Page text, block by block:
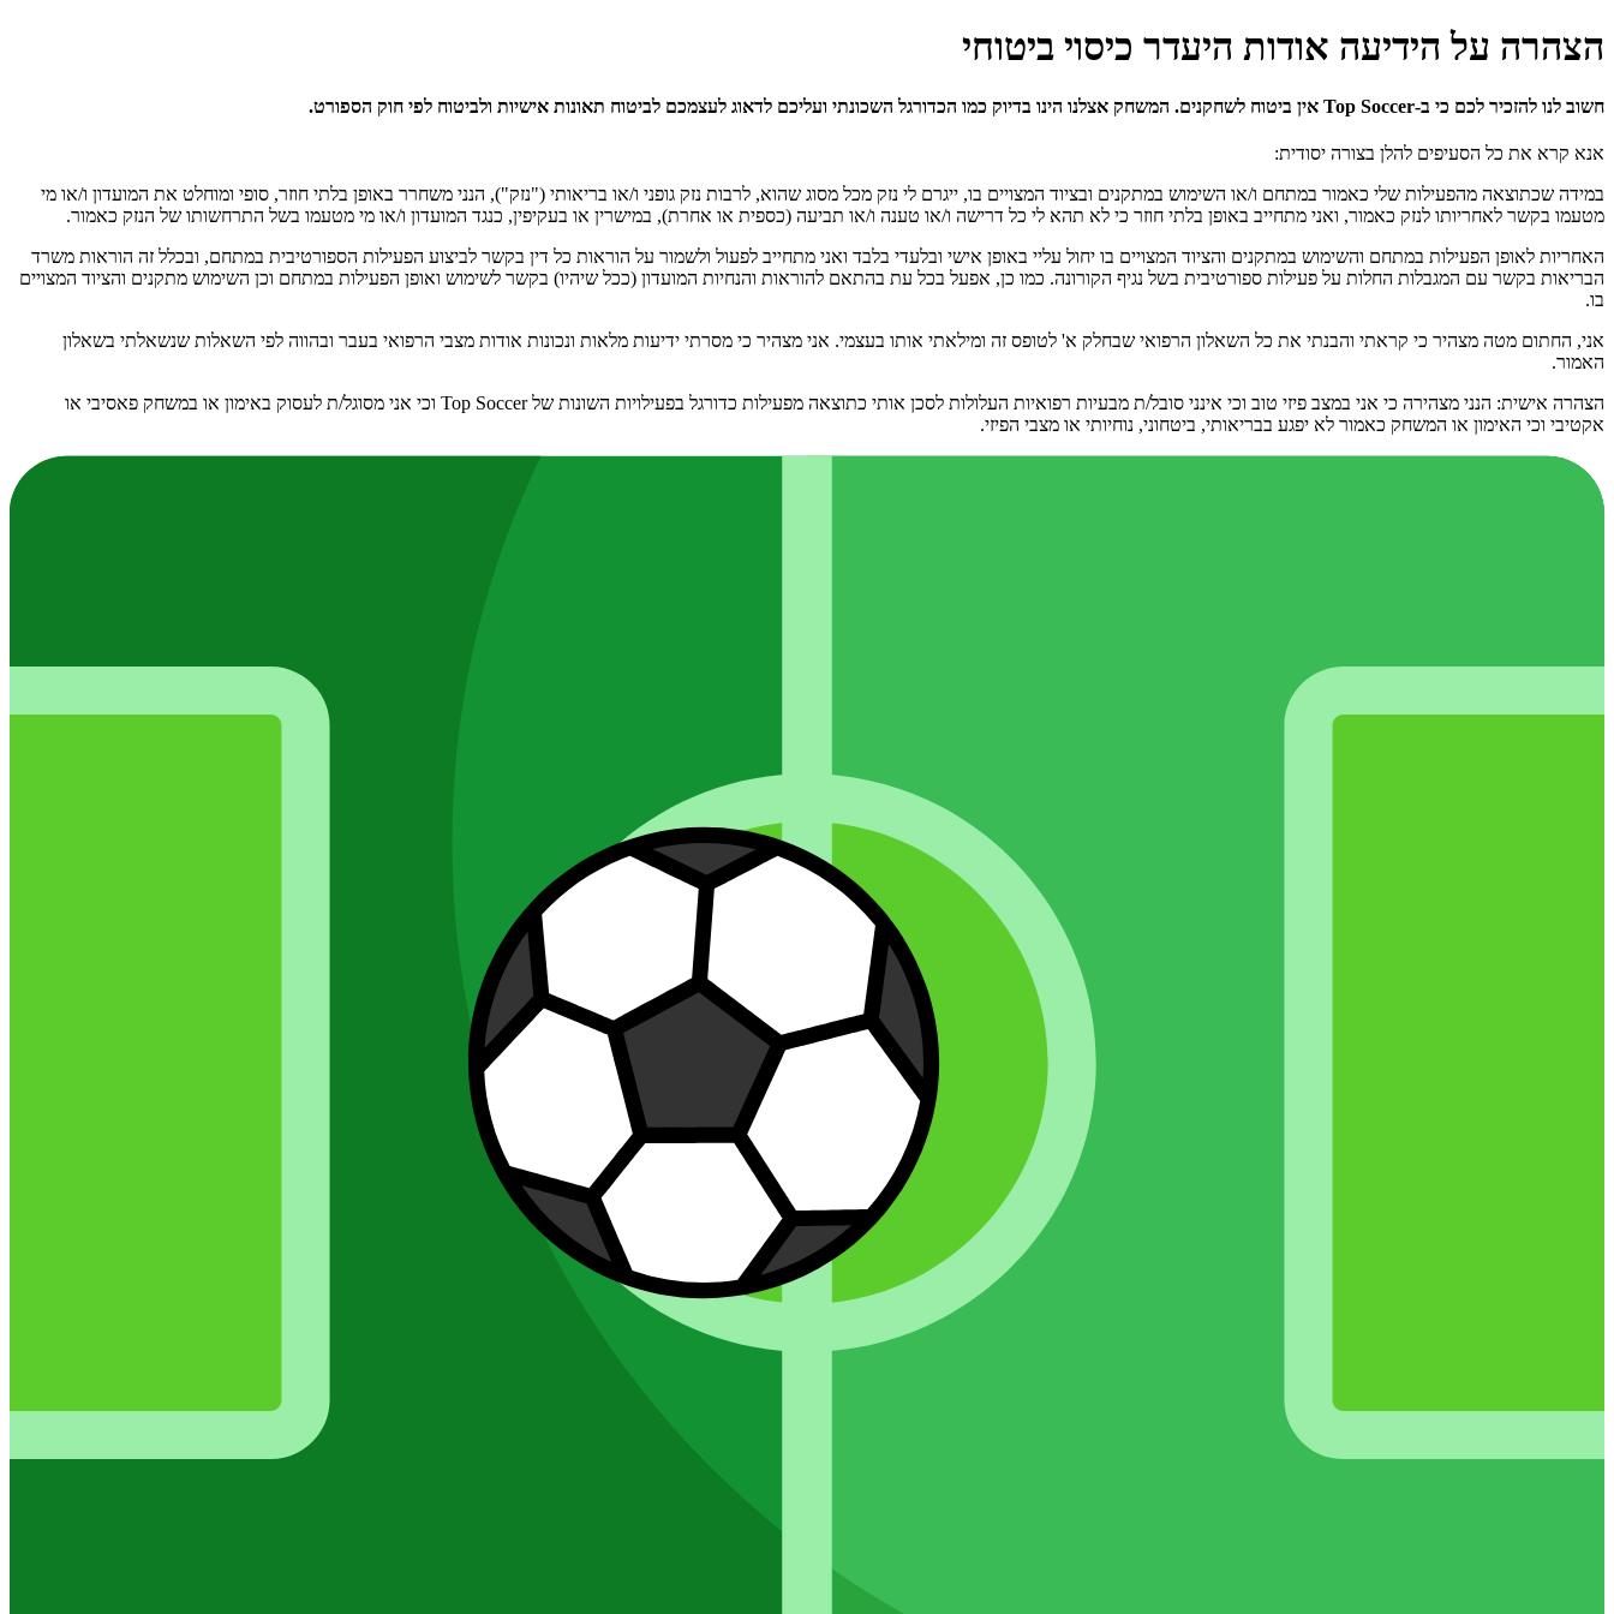
הצהרה על הידיעה אודות היעדר כיסוי ביטוחי
חשוב לנו להזכיר לכם כי ב-Top Soccer אין ביטוח לשחקנים. המשחק אצלנו הינו בדיוק כמו הכדורגל השכונתי ועליכם לדאוג לעצמכם לביטוח תאונות אישיות ולביטוח לפי חוק הספורט.
אנא קרא את כל הסעיפים להלן בצורה יסודית:
במידה שכתוצאה מהפעילות שלי כאמור במתחם ו/או השימוש במתקנים ובציוד המצויים בו, ייגרם לי נזק מכל מסוג שהוא, לרבות נזק גופני ו/או בריאותי ("נזק"), הנני משחרר באופן בלתי חוזר, סופי ומוחלט את המועדון ו/או מי
מטעמו בקשר לאחריותו לנזק כאמור, ואני מתחייב באופן בלתי חוזר כי לא תהא לי כל דרישה ו/או טענה ו/או תביעה (כספית או אחרת), במישרין או בעקיפין, כנגד המועדון ו/או מי מטעמו בשל התרחשותו של הנזק כאמור.
האחריות לאופן הפעילות במתחם והשימוש במתקנים והציוד המצויים בו יחול עליי באופן אישי ובלעדי בלבד ואני מתחייב לפעול ולשמור על הוראות כל דין בקשר לביצוע הפעילות הספורטיבית במתחם, ובכלל זה הוראות משרד
הבריאות בקשר עם המגבלות החלות על פעילות ספורטיבית בשל נגיף הקורונה. כמו כן, אפעל בכל עת בהתאם להוראות והנחיות המועדון (ככל שיהיו) בקשר לשימוש ואופן הפעילות במתחם וכן השימוש מתקנים והציוד המצויים
בו.
אני, החתום מטה מצהיר כי קראתי והבנתי את כל השאלון הרפואי שבחלק א' לטופס זה ומילאתי אותו בעצמי. אני מצהיר כי מסרתי ידיעות מלאות ונכונות אודות מצבי הרפואי בעבר ובהווה לפי השאלות שנשאלתי בשאלון
האמור.
הצהרה אישית: הנני מצהירה כי אני במצב פיזי טוב וכי אינני סובל/ת מבעיות רפואיות העלולות לסכן אותי כתוצאה מפעילות כדורגל בפעילויות השונות של Top Soccer וכי אני מסוגל/ת לעסוק באימון או במשחק פאסיבי או
אקטיבי וכי האימון או המשחק כאמור לא יפגע בבריאותי, ביטחוני, נוחיותי או מצבי הפיזי.